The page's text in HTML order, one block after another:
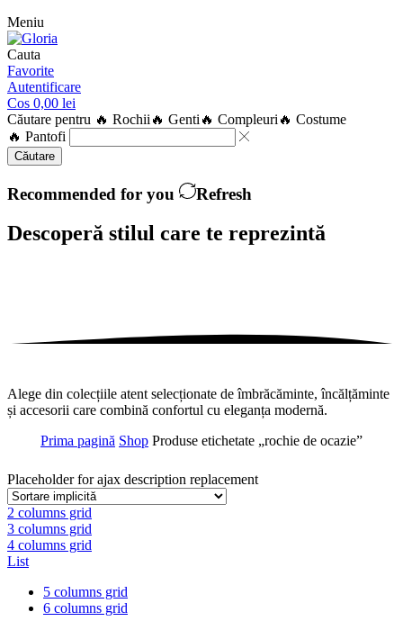
Meniu
Cauta
Favorite
Autentificare
Cos 0,00 lei
Căutare pentru 🔥 Rochii 🔥 Genti 🔥 Compleuri 🔥 Costume
🔥 Pantofi
Căutare
Recommended for you Refresh
Descoperă stilul care te reprezintă
Alege din colecțiile atent selecționate de îmbrăcăminte, încălțăminte
și accesorii care combină confortul cu eleganța modernă.
Prima pagină Shop Produse etichetate „rochie de ocazie”
Placeholder for ajax description replacement
2 columns grid
3 columns grid
4 columns grid
List
5 columns grid
6 columns grid